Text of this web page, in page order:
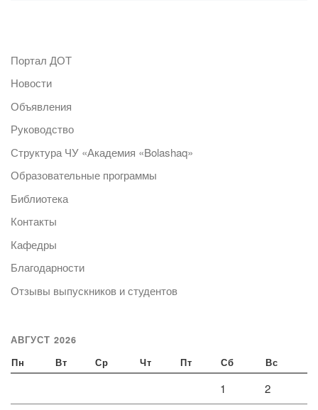
Портал ДОТ
Новости
Объявления
Руководство
Структура ЧУ «Академия «Bolashaq»
Образовательные программы
Библиотека
Контакты
Кафедры
Благодарности
Отзывы выпускников и студентов
АВГУСТ 2026
Пн Вт Ср Чт Пт Сб Вс
1 2